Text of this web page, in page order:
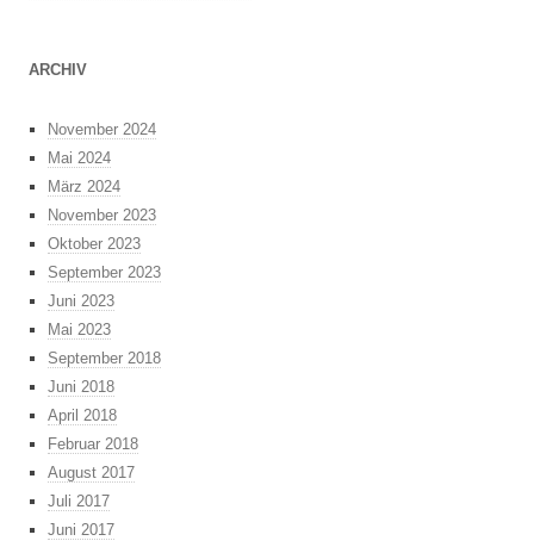
ARCHIV
November 2024
Mai 2024
März 2024
November 2023
Oktober 2023
September 2023
Juni 2023
Mai 2023
September 2018
Juni 2018
April 2018
Februar 2018
August 2017
Juli 2017
Juni 2017